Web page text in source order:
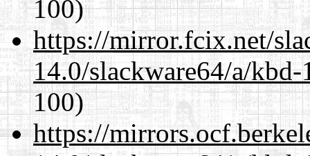
100)
https://mirror.fcix.net/
14.0/slackware64/a/
100)
https://